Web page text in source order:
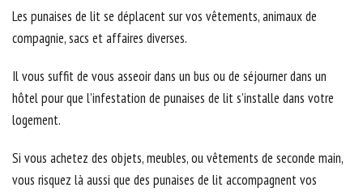
Les punaises de lit se déplacent sur vos vêtements, animaux de
compagnie, sacs et affaires diverses.
Il vous suffit de vous asseoir dans un bus ou de séjourner dans un
hôtel pour que l’infestation de punaises de lit s’installe dans votre
logement.
Si vous achetez des objets, meubles, ou vêtements de seconde main,
vous risquez là aussi que des punaises de lit accompagnent vos